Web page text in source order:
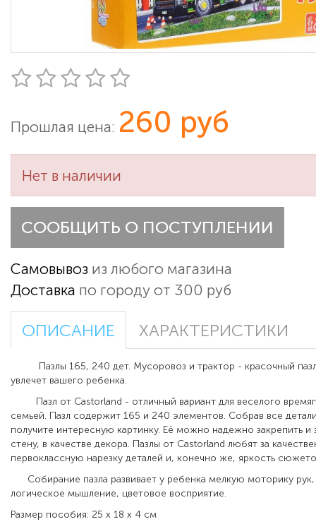
Прошлая цена: 260 руб
Нет в наличии
СООБЩИТЬ О ПОСТУПЛЕНИИ
Самовывоз из любого магазина
Доставка по городу от 300 руб
ОПИСАНИЕ ХАРАКТЕРИСТИКИ
Пазлы 165, 240 дет. Мусоровоз и трактор - красочный
увлечет вашего ребенка.
Пазл от Castorland - отличный вариант для веселого
семьей. Пазл содержит 165 и 240 элементов. Собрав все
получите интересную картинку. Её можно надежно закрепить и
стену, в качестве декора. Пазлы от Castorland любят за
первоклассную нарезку деталей и, конечно же, яркость
Собирание пазла развивает у ребенка мелкую моторику
логическое мышление, цветовое восприятие.
Размер пособия: 25 x 18 x 4 см